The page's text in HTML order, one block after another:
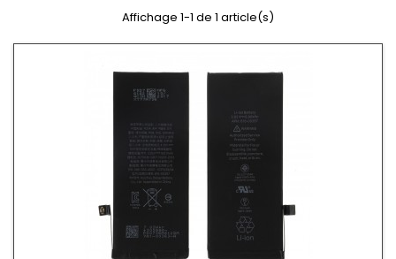
Affichage 1-1 de 1 article(s)